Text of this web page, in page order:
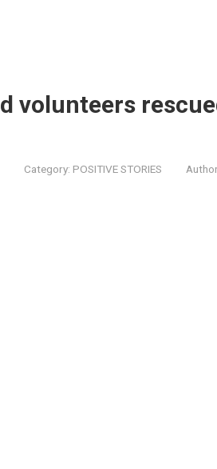
volunteers
Category: POSITIVE STORIES